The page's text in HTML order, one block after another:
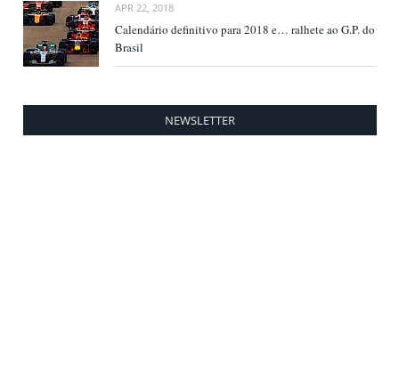
APR 22, 2018
Calendário definitivo para 2018 e… ralhete ao G.P. do
Brasil
NEWSLETTER